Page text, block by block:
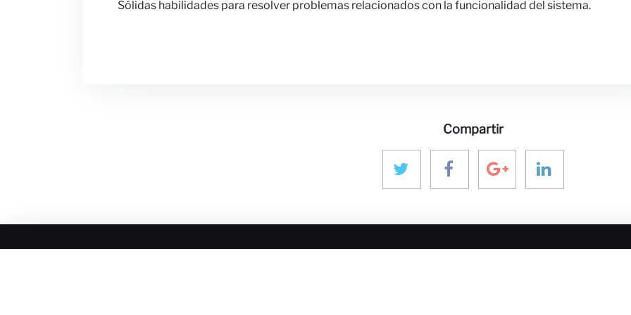
Sólidas habilidades para resolver problemas relacionados con la funcionalidad del sistema.
Compartir